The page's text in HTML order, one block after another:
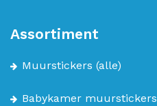
Assortiment
Muurstickers (alle)
Babykamer muurstickers